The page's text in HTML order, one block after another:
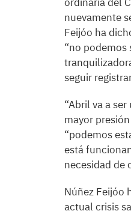
nuevamente
Feijóo ha
“no podemos
seguir
“Abril va a
mayor
“podemos
está
necesidad de
Núñez Feijóo
actual crisis